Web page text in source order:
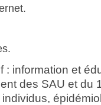
: information et
des SAU et du